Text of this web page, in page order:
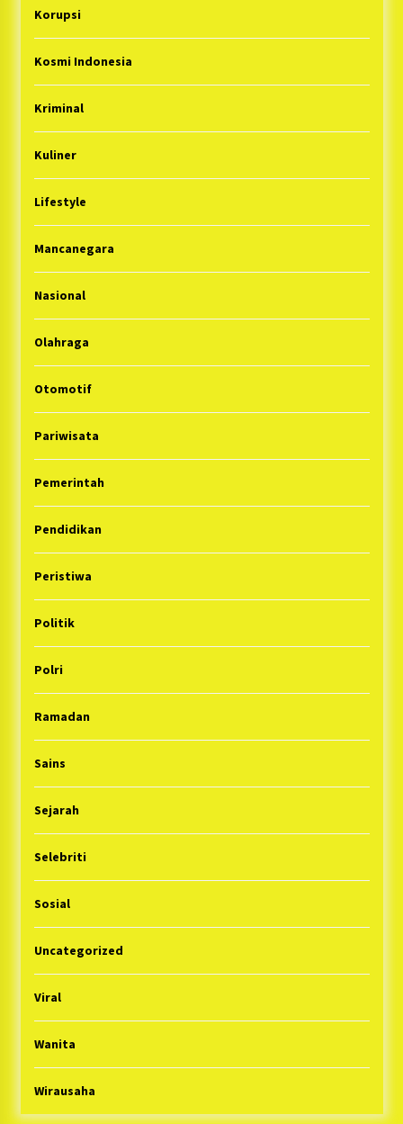
Korupsi
Kosmi Indonesia
Kriminal
Kuliner
Lifestyle
Mancanegara
Nasional
Olahraga
Otomotif
Pariwisata
Pemerintah
Pendidikan
Peristiwa
Politik
Polri
Ramadan
Sains
Sejarah
Selebriti
Sosial
Uncategorized
Viral
Wanita
Wirausaha